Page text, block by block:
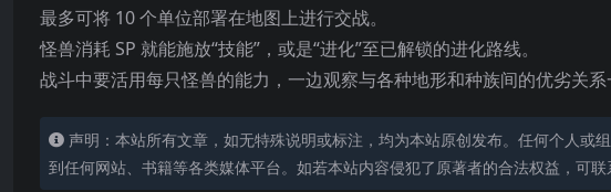
最多可将 10 个单位部署在地图上进行交战。
怪兽消耗 SP 就能施放“技能”，或是“进化”至已解锁的进化路线。
战斗中要活用每只怪兽的能力，一边观察与各种地形和种族间的优劣关系
声明：本站所有文章，如无特殊说明或标注，均为本站原创发布。任何个人或
到任何网站、书籍等各类媒体平台。如若本站内容侵犯了原著者的合法权益，可联